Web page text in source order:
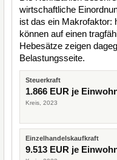
wirtschaftliche
ist das ein Makrofaktor:
können auf einen
Hebesätze zeigen
Belastungsseite.
Steuerkraft
1.866 EUR je
Kreis, 2023
Einzelhandelskaufkraft
9.513 EUR je